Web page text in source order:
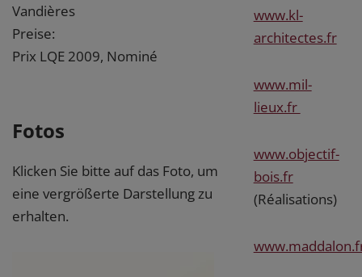
Vandières
Preise:
Prix LQE 2009, Nominé
Fotos
Klicken Sie bitte auf das Foto, um
eine vergrößerte Darstellung zu
erhalten.
www.kl-
architectes.fr
www.mil-
lieux.fr
www.objectif-
bois.fr
(Réalisations)